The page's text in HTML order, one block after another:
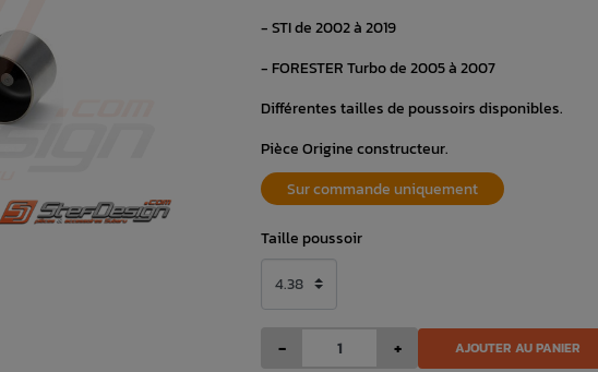
- STI de 2002 à 2019
- FORESTER Turbo de 2005 à 2007
Différentes tailles de poussoirs disponibles.
Pièce Origine constructeur.
Sur commande uniquement
Taille poussoir
- + AJOUTER AU PANIER